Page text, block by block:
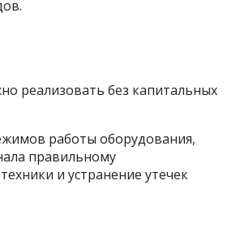
реализовать без капитальных
работы оборудования,
правильному
и устранение утечек